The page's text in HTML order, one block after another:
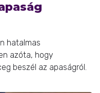
hatalmas
azóta, hogy
beszél az apaságról.